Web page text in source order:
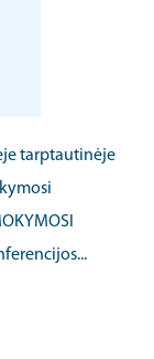
tarptautinėje